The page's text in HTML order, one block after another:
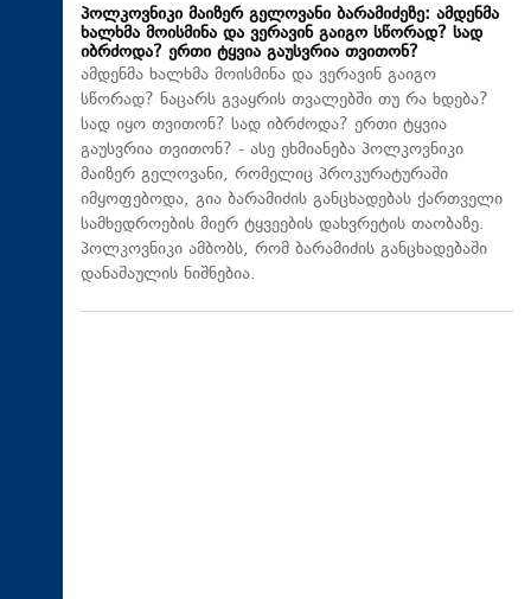
პოლკოვნიკი მაიზერ გელოვანი ბარამიძეზე: ამდენმა
ხალხმა მოისმინა და ვერავინ გაიგო სწორად? სად
იბრძოდა? ერთი ტყვია გაუსვრია თვითონ?
ამდენმა ხალხმა მოისმინა და ვერავინ გაიგო
სწორად? ნაცარს გვაყრის თვალებში თუ რა ხდება?
სად იყო თვითონ? სად იბრძოდა? ერთი ტყვია
გაუსვრია თვითონ? - ასე ეხმიანება პოლკოვნიკი
მაიზერ გელოვანი, რომელიც პროკურატურაში
იმყოფებოდა, გია ბარამიძის განცხადებას ქართველი
სამხედროების მიერ ტყვეების დახვრეტის თაობაზე.
პოლკოვნიკი ამბობს, რომ ბარამიძის განცხადებაში
დანაშაულის ნიშნებია.